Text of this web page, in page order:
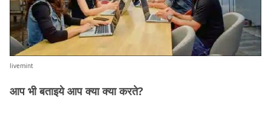
livemint
आप भी बताइये आप क्या क्या करते?